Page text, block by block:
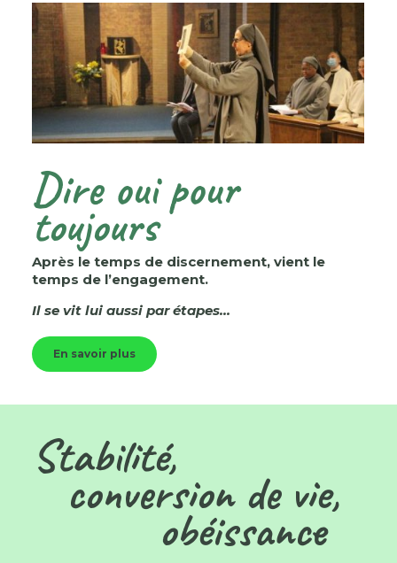
Dire oui pour
toujours
Après le temps de discernement, vient le
temps de l’engagement.
Il se vit lui aussi par étapes…
En savoir plus
Stabilité,
conversion de vie,
obéissance